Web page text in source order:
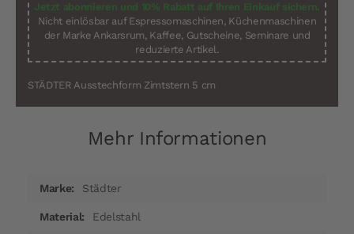
Jetzt abonnieren und 10% Rabatt auf Ihren Einkauf sichern.
Nicht einlösbar auf Espressomaschinen, Küchenmaschinen
der Marke Ankarsrum, Kaffee, Gutscheine, Seminare und
reduzierte Artikel.
STÄDTER Ausstechform Zimtstern 5 cm
Mehr Informationen
InformationenStädter
Edelstahl